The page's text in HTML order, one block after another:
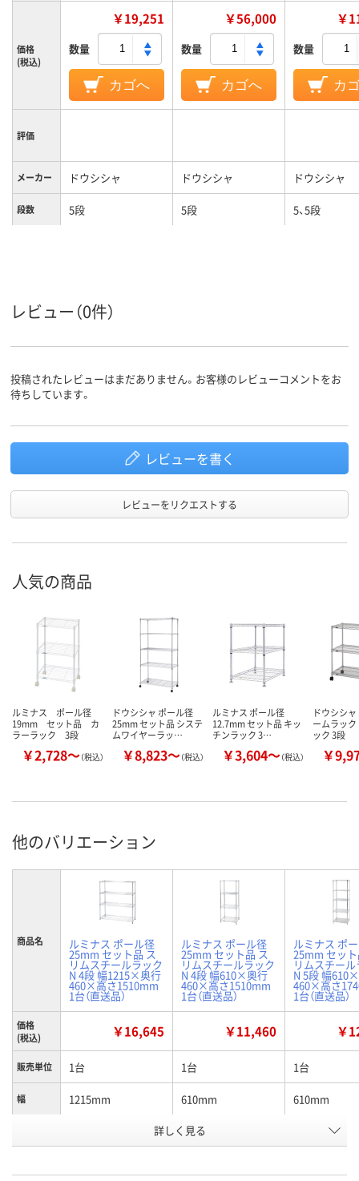
価格
(税込)
￥19,251
数量
カゴへ
￥56,000
数量
カゴへ
￥
数量
カ
評価
メーカー ドウシシャ ドウシシャ ドウシシャ
段数 5段 5段 5、5段
商品区分
ラック（セット品／
レビュー（0件）
投稿されたレビューはまだありません。お客様のレビューコメントをお
待ちしています。
レビューを書く
レビューをリクエストする
人気の商品
ルミナス ポール径
19mm セット品 カ
ラーラック 3段
￥2,728～（税込）
ドウシシャ ポール径
25mm セット品 システ
ムワイヤーラッ…
￥8,823～（税込）
ルミナス ポール径
12.7mm セット品 キッ
チンラック 3…
￥3,604～（税込）
ドウシシ
ームラッ
ック 3段
￥
他のバリエーション
商品名 ルミナス ポール径
25mm セット品 ス
リムスチールラック
N 4段 幅1215×奥行
460×高さ1510mm
1台（直送品）
ルミナス ポール径
25mm セット品 ス
リムスチールラック
N 4段 幅610×奥行
460×高さ1510mm
1台（直送品）
ルミナス ポ
25mm セッ
リムスチー
N 5段 幅
460×高さ
1台（直送品）
価格
(税込)
￥16,645 ￥11,460 ￥
販売単位 1台 1台 1台
幅 1215mm 610mm 610mm
4段
号
詳しく見る